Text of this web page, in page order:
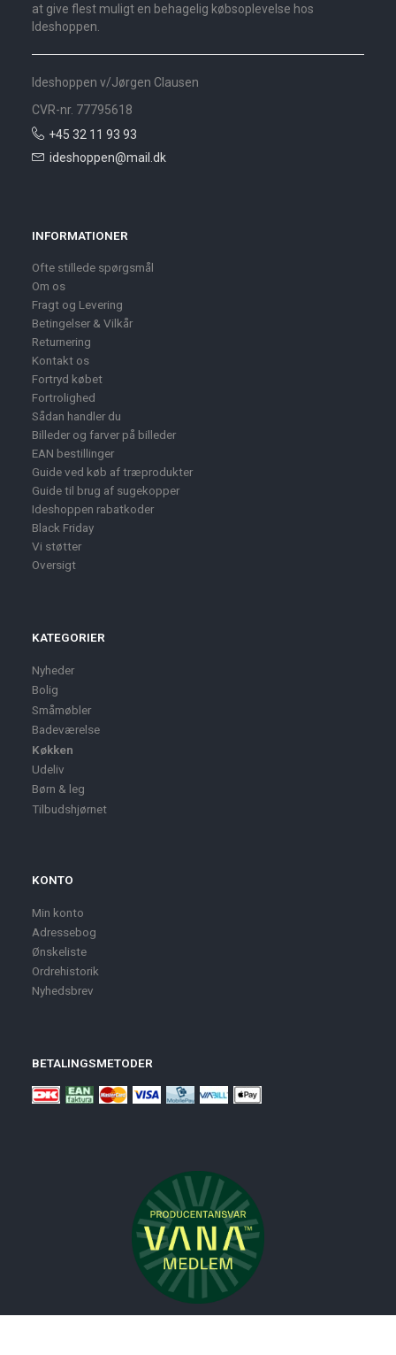
at give flest muligt en behagelig købsoplevelse hos
Ideshoppen.
Ideshoppen v/Jørgen Clausen
CVR-nr. 77795618
+45 32 11 93 93
ideshoppen@mail.dk
INFORMATIONER
Ofte stillede spørgsmål
Om os
Fragt og Levering
Betingelser & Vilkår
Returnering
Kontakt os
Fortryd købet
Fortrolighed
Sådan handler du
Billeder og farver på billeder
EAN bestillinger
Guide ved køb af træprodukter
Guide til brug af sugekopper
Ideshoppen rabatkoder
Black Friday
Vi støtter
Oversigt
KATEGORIER
Nyheder
Bolig
Småmøbler
Badeværelse
Køkken
Udeliv
Børn & leg
Tilbudshjørnet
KONTO
Min konto
Adressebog
Ønskeliste
Ordrehistorik
Nyhedsbrev
BETALINGSMETODER